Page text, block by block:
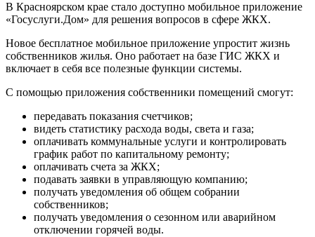
В Красноярском крае стало доступно мобильное приложение
«Госуслуги.Дом» для решения вопросов в сфере ЖКХ.
Новое бесплатное мобильное приложение упростит жизнь
собственников жилья. Оно работает на базе ГИС ЖКХ и
включает в себя все полезные функции системы.
С помощью приложения собственники помещений смогут:
передавать показания счетчиков;
видеть статистику расхода воды, света и газа;
оплачивать коммунальные услуги и контролировать
график работ по капитальному ремонту;
оплачивать счета за ЖКХ;
подавать заявки в управляющую компанию;
получать уведомления об общем собрании
собственников;
получать уведомления о сезонном или аварийном
отключении горячей воды.